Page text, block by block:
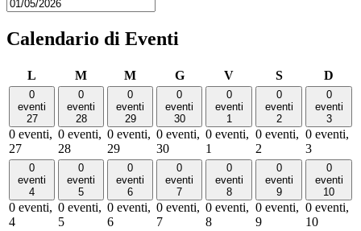
Calendario di Eventi
L MmartedìMmercoledì
Ggiovedì Vvenerdì Ssabato D
0
eventi
27
0 eventi,
27
0
eventi
28
0 eventi,
28
0
eventi
29
0 eventi,
29
0
eventi
30
0 eventi,
30
0
eventi
1
0 eventi,
1
0
eventi
2
0 eventi,
2
0
eventi
3
0 eventi,
3
0
eventi
4
0 eventi,
4
0
eventi
5
0 eventi,
5
0
eventi
6
0 eventi,
6
0
eventi
7
0 eventi,
7
0
eventi
8
0 eventi,
8
0
eventi
9
0 eventi,
9
0
eventi
10
0 eventi,
10